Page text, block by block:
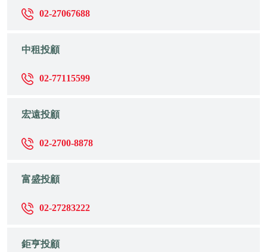
02-27067688
中租投顧
02-77115599
宏遠投顧
02-2700-8878
富盛投顧
02-27283222
鉅亨投顧